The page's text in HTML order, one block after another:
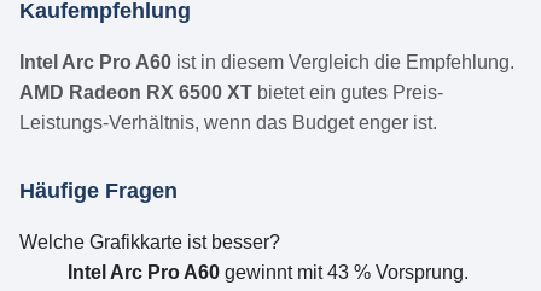
Kaufempfehlung
Intel Arc Pro A60 ist in diesem Vergleich die Empfehlung.
AMD Radeon RX 6500 XT bietet ein gutes Preis-
Leistungs-Verhältnis, wenn das Budget enger ist.
Häufige Fragen
Welche Grafikkarte ist besser?
Intel Arc Pro A60 gewinnt mit 43 % Vorsprung.